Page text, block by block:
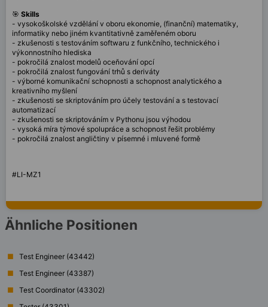
🎯 Skills
- vysokoškolské vzdělání v oboru ekonomie, (finanční) matematiky,
informatiky nebo jiném kvantitativně zaměřeném oboru
- zkušenosti s testováním softwaru z funkčního, technického i
výkonnostního hlediska
- pokročilá znalost modelů oceňování opcí
- pokročilá znalost fungování trhů s deriváty
- výborné komunikační schopnosti a schopnost analytického a
kreativního myšlení
- zkušenosti se skriptováním pro účely testování a s testovací
automatizací
- zkušenosti se skriptováním v Pythonu jsou výhodou
- vysoká míra týmové spolupráce a schopnost řešit problémy
- pokročilá znalost angličtiny v písemné i mluvené formě
#LI-MZ1
Ähnliche Positionen
Test Engineer (43442)
Test Engineer (43387)
Test Coordinator (43302)